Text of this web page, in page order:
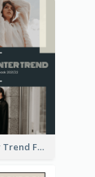
Top Winter Trend Fashion Lookbook